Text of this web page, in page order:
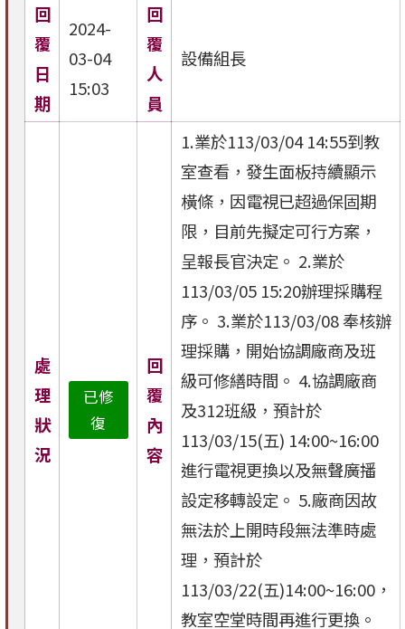
回
覆
日
期
2024-
03-04
15:03
回
覆
人
員
設備組長
處
理
狀
況
已修
復
回
覆
內
容
1.業於113/03/04 14:55到教
室查看，發生面板持續顯示
橫條，因電視已超過保固期
限，目前先擬定可行方案，
呈報長官決定。 2.業於
113/03/05 15:20辦理採購程
序。 3.業於113/03/08 奉核辦
理採購，開始協調廠商及班
級可修繕時間。 4.協調廠商
及312班級，預計於
113/03/15(五) 14:00~16:00
進行電視更換以及無聲廣播
設定移轉設定。 5.廠商因故
無法於上開時段無法準時處
理，預計於
113/03/22(五)14:00~16:00，
教室空堂時間再進行更換。